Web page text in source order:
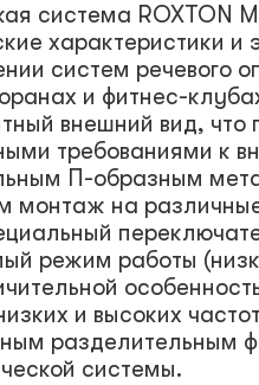
система ROXTON
характеристики и
систем речевого
и фитнес-
внешний вид, что
требованиями к
П-образным
монтаж на
режим работы
и высоких
разделительным
системы.